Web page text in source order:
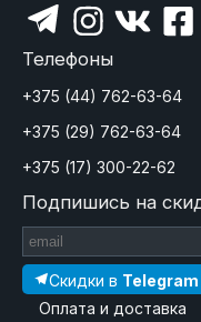
Телефоны
+375 (44) 762-63-64
+375 (29) 762-63-64
+375 (17) 300-22-62
Подпишись на
Скидки в Telegram
Оплата и доставка